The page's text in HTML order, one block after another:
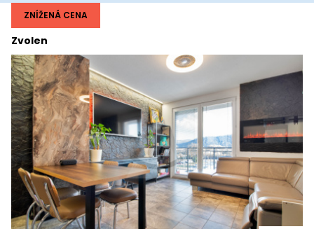
Zvolen
ZNÍŽENÁ CENA